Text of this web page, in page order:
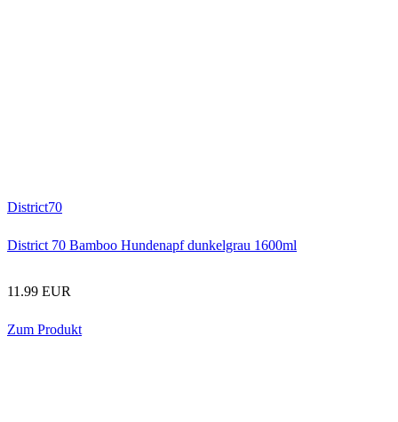
District70
District 70 Bamboo Hundenapf dunkelgrau 1600ml
11.99 EUR
Zum Produkt